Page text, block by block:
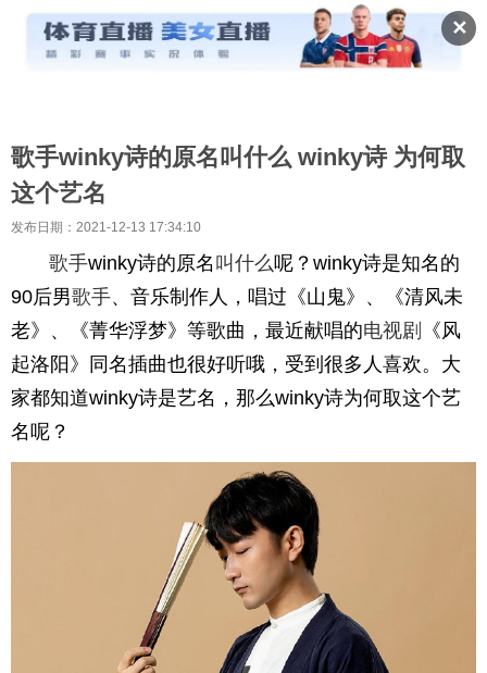
✕
歌手winky诗的原名叫什么 winky诗 为何取
这个艺名
发布日期：2021-12-13 17:34:10
歌手winky诗的原名 叫什么呢？winky诗是知名的
90后男歌手、音乐制作人，唱过《山鬼》、《清风未
老》、《菁华浮梦》等歌曲，最近献唱的电视剧
《风
起洛阳》同名插曲也很好听哦，受到很多人喜欢。大
家都知道winky诗是艺名，那么winky诗为何取这个艺
名呢？